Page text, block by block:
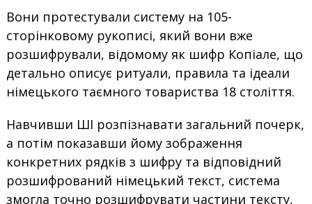
Вони протестували систему на 105-
сторінковому рукописі, який вони вже
розшифрували, відомому як шифр Копіале, що
детально описує ритуали, правила та ідеали
німецького таємного товариства 18 століття.
Навчивши ШІ розпізнавати загальний почерк,
а потім показавши йому зображення
конкретних рядків з шифру та відповідний
розшифрований німецький текст, система
змогла точно розшифрувати частини тексту,